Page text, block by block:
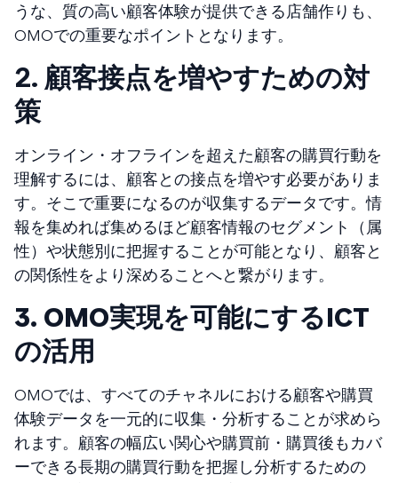
うな、質の高い顧客体験が提供できる店舗作りも、
OMOでの重要なポイントとなります。
2. 顧客接点を増やすための対
策
オンライン・オフラインを超えた顧客の購買行動を
理解するには、顧客との接点を増やす必要がありま
す。そこで重要になるのが収集するデータです。情
報を集めれば集めるほど顧客情報のセグメント（属
性）や状態別に把握することが可能となり、顧客と
の関係性をより深めることへと繋がります。
3. OMO実現を可能にするICT
の活用
OMOでは、すべてのチャネルにおける顧客や購買
体験データを一元的に収集・分析することが求めら
れます。顧客の幅広い関心や購買前・購買後もカバ
ーできる長期の購買行動を把握し分析するための